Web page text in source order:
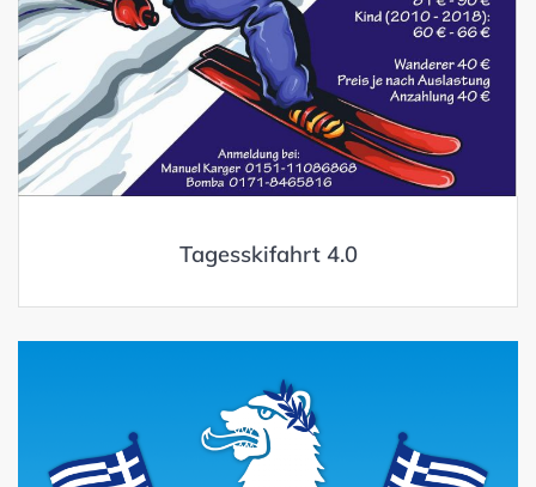
Tagesskifahrt 4.0